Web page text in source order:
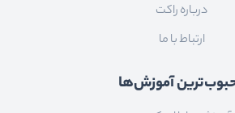
درباره راکت
ارتباط با ما
آموزش‌ها